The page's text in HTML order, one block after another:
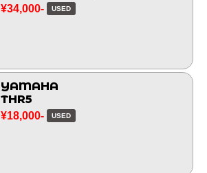
¥34,000- USED
YAMAHA
THR5
¥18,000- USED